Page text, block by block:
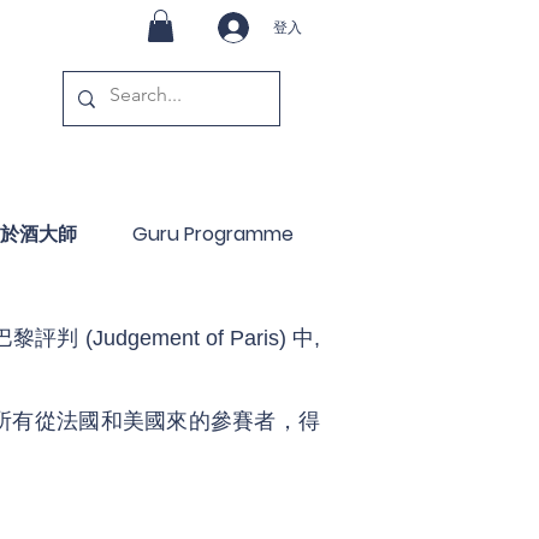
登入
酒大師 Guru Programme
黎評判 (Judgement of Paris) 中,
有從法國和美國來的參賽者，得